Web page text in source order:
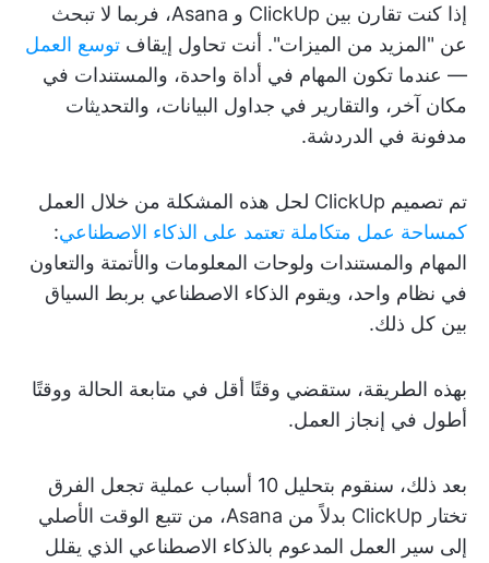
إذا كنت تقارن بين ClickUp و Asana، فربما لا تبحث
عن "المزيد من الميزات". أنت تحاول إيقاف توسع العمل
— عندما تكون المهام في أداة واحدة، والمستندات في
مكان آخر، والتقارير في جداول البيانات، والتحديثات
مدفونة في الدردشة.
تم تصميم ClickUp لحل هذه المشكلة من خلال العمل
كمساحة عمل متكاملة تعتمد على الذكاء الاصطناعي:
المهام والمستندات ولوحات المعلومات والأتمتة والتعاون
في نظام واحد، ويقوم الذكاء الاصطناعي بربط السياق
بين كل ذلك.
بهذه الطريقة، ستقضي وقتًا أقل في متابعة الحالة ووقتًا
أطول في إنجاز العمل.
بعد ذلك، سنقوم بتحليل 10 أسباب عملية تجعل الفرق
تختار ClickUp بدلاً من Asana، من تتبع الوقت الأصلي
إلى سير العمل المدعوم بالذكاء الاصطناعي الذي يقلل